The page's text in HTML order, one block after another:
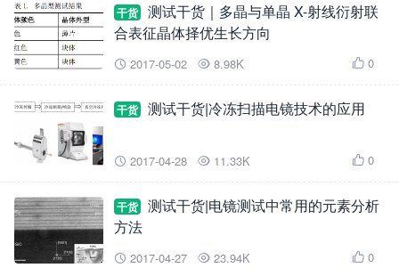
干货
测试干货｜多晶与单晶 X-射线衍射联
合表征晶体择优生长方向
 2017-05-02  8.98K  0
干货 测试干货|冷冻扫描电镜技术的应用
 2017-04-28  11.33K  0
干货
测试干货|电镜测试中常用的元素分析
方法
 2017-04-27  23.94K  0